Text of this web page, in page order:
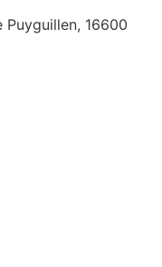
Puyguillen, 16600